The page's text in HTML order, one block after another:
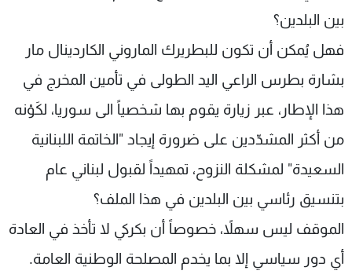
بين البلدين؟
فهل يُمكن أن تكون للبطريرك الماروني الكاردينال مار
بشارة بطرس الراعي اليد الطولى في تأمين المخرج في
هذا الإطار، عبر زيارة يقوم بها شخصياً الى سوريا، لكَوْنه
من أكثر المشدّدين على ضرورة إيجاد "الخاتمة اللبنانية
السعيدة" لمشكلة النزوح، تمهيداً لقبول لبناني عام
بتنسيق رئاسي بين البلدين في هذا الملف؟
الموقف ليس سهلاً، خصوصاً أن بكركي لا تأخذ في العادة
أي دور سياسي إلا بما يخدم المصلحة الوطنية العامة.